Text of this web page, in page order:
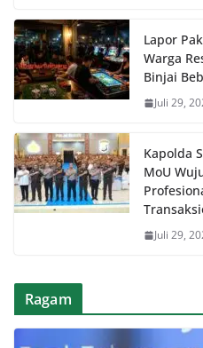
Lapor
Warga
Binjai
Juli 29,
Kapolda
MoU
Juli 29,
Ragam